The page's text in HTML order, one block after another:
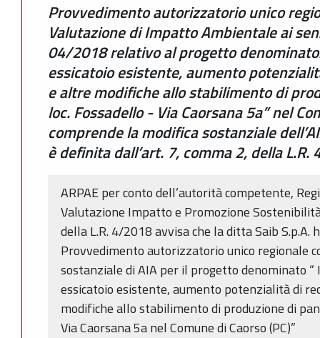
Provvedimento autorizzatorio unico
Valutazione di Impatto Ambientale ai
04/2018 relativo al progetto
essicatoio esistente, aumento
e altre modifiche allo stabilimento di
loc. Fossadello - Via Caorsana 5a” nel
comprende la modifica sostanziale
è definita dall’art. 7, comma 2, della L.R.
ARPAE per conto dell’autorità competente,
Valutazione Impatto e Promozione
della L.R. 4/2018 avvisa che la ditta Saib
Provvedimento autorizzatorio unico regionale
sostanziale di AIA per il progetto denominato
essicatoio esistente, aumento potenzialità di
modifiche allo stabilimento di produzione di
Via Caorsana 5a nel Comune di Caorso (PC)”